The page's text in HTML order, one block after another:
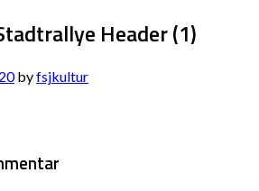
Header (1)
byfsjkultur